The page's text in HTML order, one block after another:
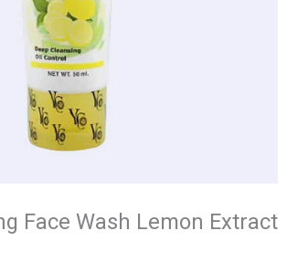
Face Wash Lemon Extract